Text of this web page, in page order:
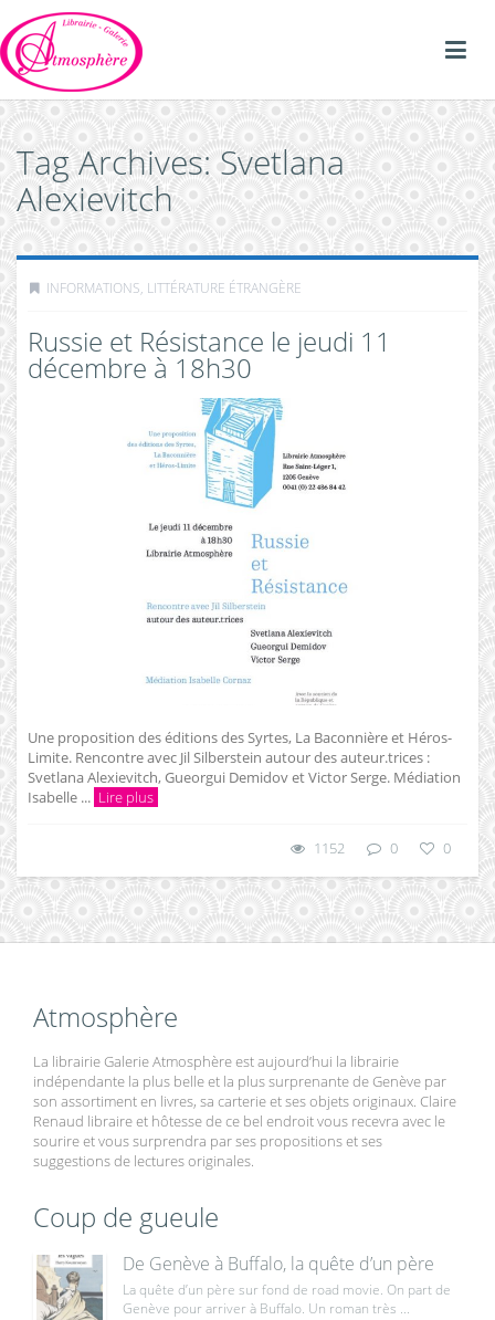
Tag Archives: Svetlana
Alexievitch
INFORMATIONS, LITTÉRATURE ÉTRANGÈRE
Russie et Résistance le jeudi 11
décembre à 18h30
Une proposition des éditions des Syrtes, La Baconnière et Héros-
Limite. Rencontre avec Jil Silberstein autour des auteur.trices :
Svetlana Alexievitch, Gueorgui Demidov et Victor Serge. Médiation
Isabelle ... Lire plus
1152 0 0
Atmosphère
La librairie Galerie Atmosphère est aujourd’hui la librairie
indépendante la plus belle et la plus surprenante de Genève par
son assortiment en livres, sa carterie et ses objets originaux. Claire
Renaud libraire et hôtesse de ce bel endroit vous recevra avec le
sourire et vous surprendra par ses propositions et ses
suggestions de lectures originales.
Coup de gueule
De Genève à Buffalo, la quête d’un père
La quête d’un père sur fond de road movie. On part de
Genève pour arriver à Buffalo. Un roman très ...